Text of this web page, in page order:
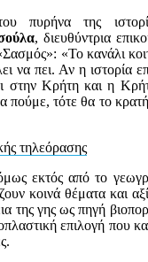
πυρήνα της
, διευθύντρια
«Το κανάλι
να πει. Αν η ιστορία
στην Κρήτη και η
πούμε, τότε θα το
εκτός από το
κοινά θέματα και
της γης ως πηγή
επιλογή που